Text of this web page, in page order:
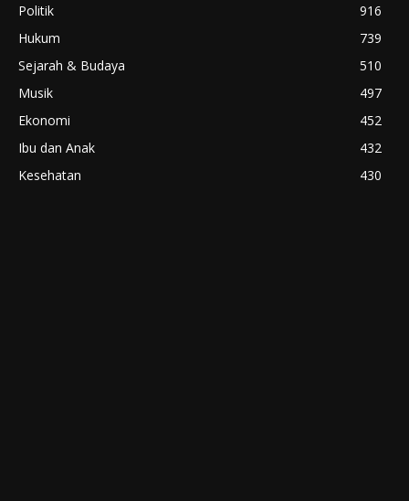
Politik
916
Hukum
739
Sejarah & Budaya
510
Musik
497
Ekonomi
452
Ibu dan Anak
432
Kesehatan
430